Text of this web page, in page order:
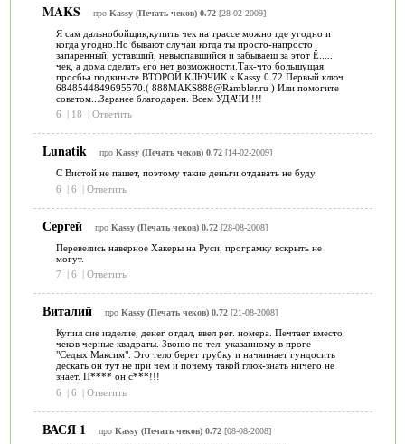
MAKS про Kassy (Печать чеков) 0.72[28-02-2009]
Я сам дальнобойщик,купить чек на трассе можно где угодно и
когда угодно.Но бывают случаи когда ты просто-напросто
запаренный, уставший, невыспавшийся и забываеш за этот Ё.....
чек, а дома сделать его нет возможности.Так-что большущая
просбьа подкиньте ВТОРОЙ КЛЮЧИК к Kassy 0.72 Первый ключ
6848544849695570.( 888MAKS888@Rambler.ru ) Или помогите
советом...Заранее благодарен. Всем УДАЧИ !!!
6
| 18 | Ответить
Lunatik про Kassy (Печать чеков) 0.72[14-02-2009]
C Вистой не пашет, поэтому такие деньги отдавать не буду.
6
| 6 | Ответить
Сергей про Kassy (Печать чеков) 0.72[28-08-2008]
Перевелись наверное Хакеры на Руси, програмку вскрыть не
могут.
7
| 6 | Ответить
Виталий про Kassy (Печать чеков) 0.72[21-08-2008]
Купил сие изделие, денег отдал, ввел рег. номера. Печтает вместо
чеков черные квадраты. Звоню по тел. указанному в проге
"Седых Максим". Это тело берет трубку и начяинает гундосить
дескать он тут не при чем и почему такой глюк-знать ничего не
знает. П**** он с***!!!
6
| 6 | Ответить
ВАСЯ 1 про Kassy (Печать чеков) 0.72[08-08-2008]